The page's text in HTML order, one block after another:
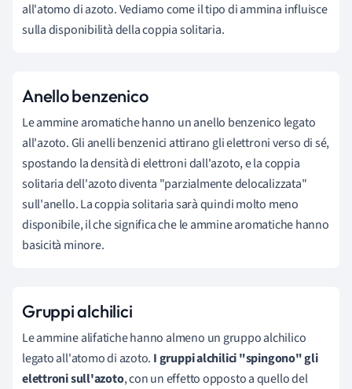
all'atomo di azoto. Vediamo come il tipo di ammina influisce
sulla disponibilità della coppia solitaria.
Anello benzenico
Le ammine aromatiche hanno un anello benzenico legato
all'azoto. Gli anelli benzenici attirano gli elettroni verso di sé,
spostando la densità di elettroni dall'azoto, e la coppia
solitaria dell'azoto diventa "parzialmente delocalizzata"
sull'anello. La coppia solitaria sarà quindi molto meno
disponibile, il che significa che le ammine aromatiche hanno
basicità minore.
Gruppi alchilici
Le ammine alifatiche hanno almeno un gruppo alchilico
legato all'atomo di azoto. I gruppi alchilici "spingono" gli
elettroni sull'azoto, con un effetto opposto a quello del